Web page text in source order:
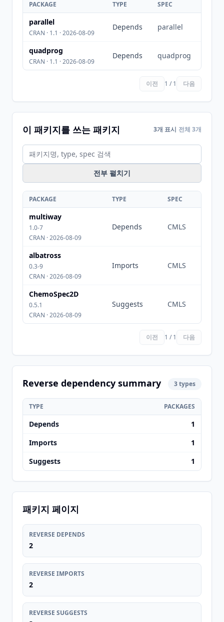
PACKAGE TYPE SPEC
parallel
CRAN · 1.1 · 2026-08-09
Depends parallel
quadprog
CRAN · 1.1 · 2026-08-09
Depends quadprog
이전 1 / 1 다음
이 패키지를 쓰는 패키지 3개 표시 전체 3개
전부 펼치기
PACKAGE TYPE SPEC
multiway
1.0-7
CRAN · 2026-08-09
Depends CMLS
albatross
0.3-9
CRAN · 2026-08-09
Imports CMLS
ChemoSpec2D
0.5.1
CRAN · 2026-08-09
Suggests CMLS
이전 1 / 1 다음
Reverse dependency summary 3 types
TYPE PACKAGES
Depends
1
Imports
1
Suggests
1
패키지 페이지
REVERSE DEPENDS
2
REVERSE IMPORTS
2
REVERSE SUGGESTS